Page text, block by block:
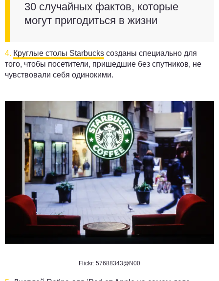
30 случайных фактов, которые
могут пригодиться в жизни
4. Круглые столы Starbucks созданы специально для
того, чтобы посетители, пришедшие без спутников, не
чувствовали себя одинокими.
Flickr: 57688343@N00